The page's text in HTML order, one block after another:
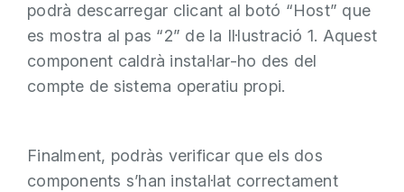
podrà descarregar clicant al botó “Host” que
es mostra al pas “2” de la Il·lustració 1. Aquest
component caldrà instal·lar-ho des del
compte de sistema operatiu propi.
Finalment, podràs verificar que els dos
components s’han instal·lat correctament